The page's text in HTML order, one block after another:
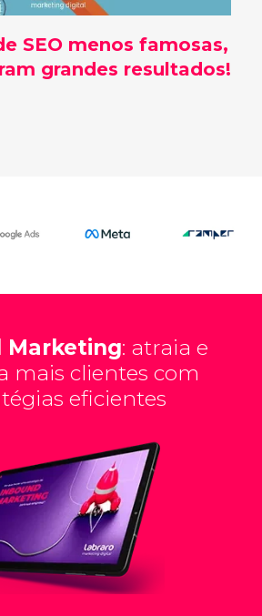
SEO menos famosas,
grandes resultados!
Marketing: atraia e
mais clientes com
eficientes